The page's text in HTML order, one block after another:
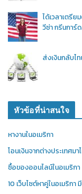
ได้เวลาเตรี
วีซ่า กรีนการ์
ส่งเงินกลับไ
หัวข้อที่น่าสนใจ
หางานในอเมริกา
โอนเงินจากต่างประเทศ
ซื้อของออนไลน์ในอเมริกา
10 เว็บไซต์หาคู่ในอเมริก